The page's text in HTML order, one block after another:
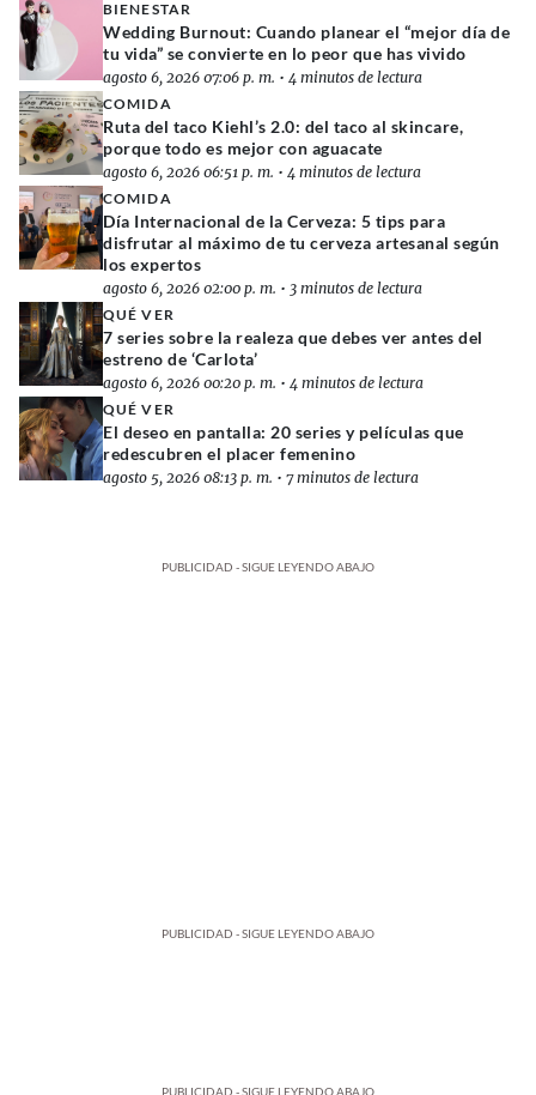
BIENESTAR
Wedding Burnout: Cuando planear el “mejor día de
tu vida” se convierte en lo peor que has vivido
agosto 6, 2026 07:06 p. m. • 4 minutos de lectura
COMIDA
Ruta del taco Kiehl’s 2.0: del taco al skincare,
porque todo es mejor con aguacate
agosto 6, 2026 06:51 p. m. • 4 minutos de lectura
COMIDA
Día Internacional de la Cerveza: 5 tips para
disfrutar al máximo de tu cerveza artesanal según
los expertos
agosto 6, 2026 02:00 p. m. • 3 minutos de lectura
QUÉ VER
7 series sobre la realeza que debes ver antes del
estreno de ‘Carlota’
agosto 6, 2026 00:20 p. m. • 4 minutos de lectura
QUÉ VER
El deseo en pantalla: 20 series y películas que
redescubren el placer femenino
agosto 5, 2026 08:13 p. m. • 7 minutos de lectura
PUBLICIDAD - SIGUE LEYENDO ABAJO
PUBLICIDAD - SIGUE LEYENDO ABAJO
PUBLICIDAD - SIGUE LEYENDO ABAJO